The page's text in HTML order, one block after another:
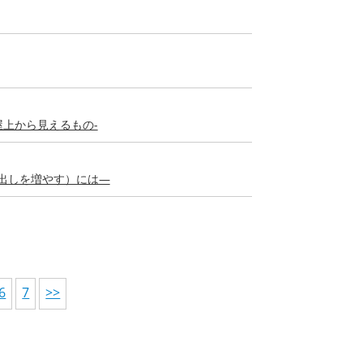
から見えるもの-
しを増やす）には―
6 7 >>